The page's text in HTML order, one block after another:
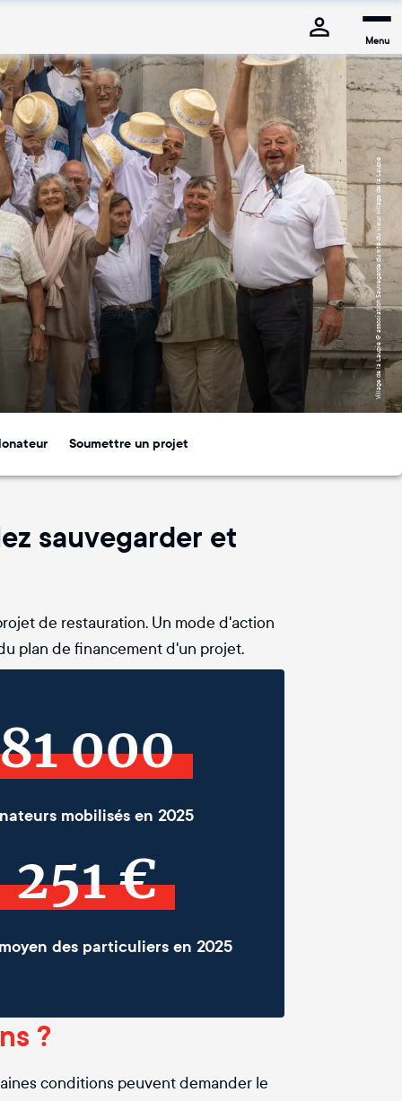
Menu
Village de la Laupie @ association Sauvegarde du site du vieux village de la Laupie
Soumettre un projet
sauvegarder et
de restauration. Un mode d'action
plan de financement d'un projet.
000
mobilisés en 2025
251 €
des particuliers en 2025
?
conditions peuvent demander le